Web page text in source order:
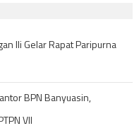
Ili Gelar Rapat Paripurna
BPN Banyuasin,
VII